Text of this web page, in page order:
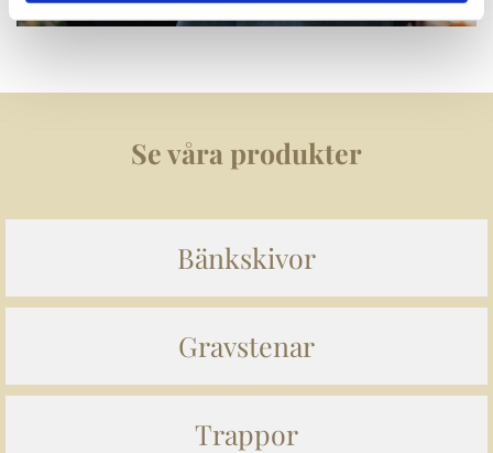
Se våra produkter
Bänkskivor
Gravstenar
Trappor